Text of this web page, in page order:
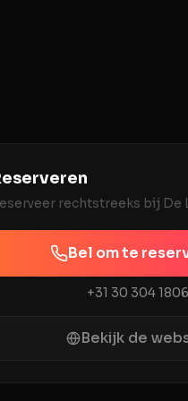
rechtstreeks bij De
Bel om te
+31 30 304 1806
Bekijk de